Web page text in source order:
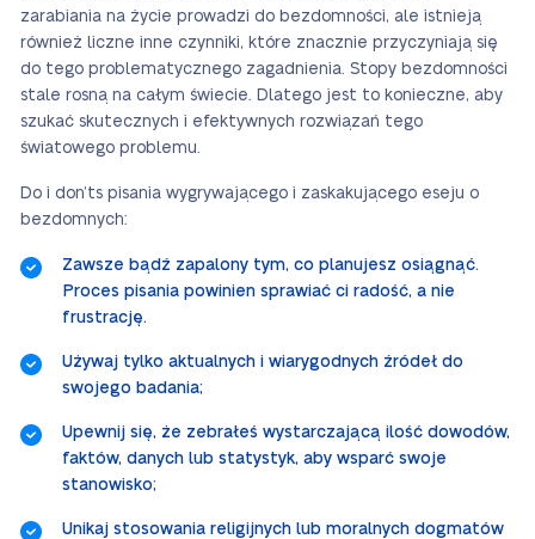
zarabiania na życie prowadzi do bezdomności, ale istnieją
również liczne inne czynniki, które znacznie przyczyniają się
do tego problematycznego zagadnienia. Stopy bezdomności
stale rosną na całym świecie. Dlatego jest to konieczne, aby
szukać skutecznych i efektywnych rozwiązań tego
światowego problemu.
Do i don’ts pisania wygrywającego i zaskakującego eseju o
bezdomnych:
Zawsze bądź zapalony tym, co planujesz osiągnąć.
Proces pisania powinien sprawiać ci radość, a nie
frustrację.
Używaj tylko aktualnych i wiarygodnych źródeł do
swojego badania;
Upewnij się, że zebrałeś wystarczającą ilość dowodów,
faktów, danych lub statystyk, aby wsparć swoje
stanowisko;
Unikaj stosowania religijnych lub moralnych dogmatów